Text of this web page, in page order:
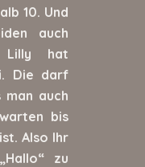
10. Und
auch
Lilly hat
Die darf
man auch
bis
Also Ihr
zu